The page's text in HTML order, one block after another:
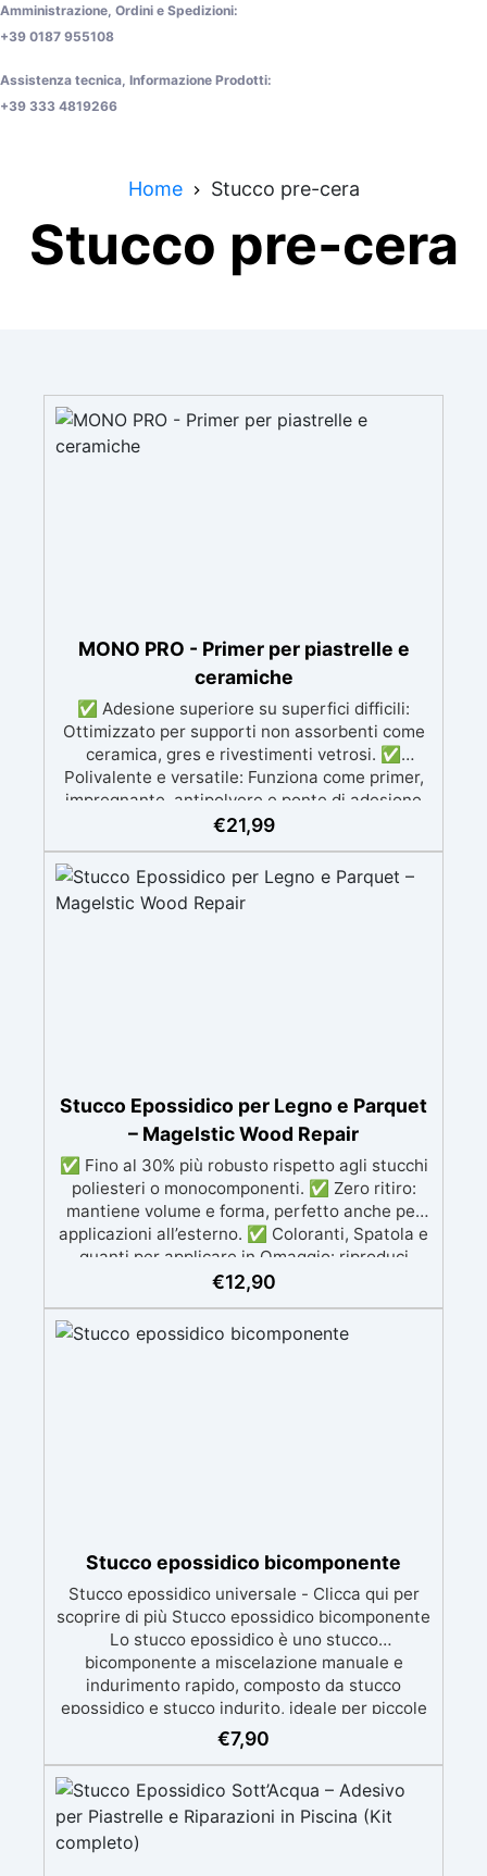
Amministrazione, Ordini e Spedizioni:
+39 0187 955108
Assistenza tecnica, Informazione Prodotti:
+39 333 4819266
Home Stucco pre-cera
Stucco pre-cera
MONO PRO - Primer per piastrelle e
ceramiche
✅ Adesione superiore su superfici difficili:
Ottimizzato per supporti non assorbenti come
ceramica, gres e rivestimenti vetrosi. ✅
Polivalente e versatile: Funziona come primer,
impregnante, antipolvere e ponte di adesione
per superfici minerali e calcestruzzo. ✅
Garantisce un'adesione uniforme e duratura,
riducendo porosità e migliorando la resistenza
del supporto. ✅ Compatibilità universale:
€21,99
Stucco Epossidico per Legno e Parquet
– Magelstic Wood Repair
✅ Fino al 30% più robusto rispetto agli stucchi
poliesteri o monocomponenti. ✅ Zero ritiro:
mantiene volume e forma, perfetto anche per
applicazioni all’esterno. ✅ Coloranti, Spatola e
guanti per applicare in Omaggio: riproduci
qualsiasi tonalità del legno, con il kit di
vernici e finiture: non lascia aloni né difetti
visivi. ✅ Facile da carteggiare e rifinire:
€12,90
Stucco epossidico bicomponente
Stucco epossidico universale - Clicca qui per
scoprire di più Stucco epossidico bicomponente
Lo stucco epossidico è uno stucco
bicomponente a miscelazione manuale e
indurimento rapido, composto da stucco
epossidico e stucco indurito, ideale per piccole
riparazioni e riparazioni di emergenza. Versatile
Ampiamente utilizzato nella manutenzione
bicomponente può incollare metallo, vetro,
plastica, legno, ceramica, piastrelle, pietra e
altri materiali. È adatto per riparazioni comuni
€7,90